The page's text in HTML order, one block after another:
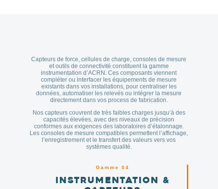
Capteurs de force, cellules de charge, consoles de mesure
et outils de connectivité constituent la gamme
instrumentation d’ACRN. Ces composants viennent
compléter ou interfacer les équipements de mesure
existants dans vos installations, pour centraliser les
données, automatiser les relevés ou intégrer la mesure
directement dans vos process de fabrication.
Nos capteurs couvrent de très faibles charges jusqu’à des
capacités élevées, avec des niveaux de précision
conformes aux exigences des laboratoires d’étalonnage.
Les consoles de mesure compatibles permettent l’affichage,
l’enregistrement et le transfert des valeurs vers vos
systèmes qualité.
Gamme 04
Instrumentation &